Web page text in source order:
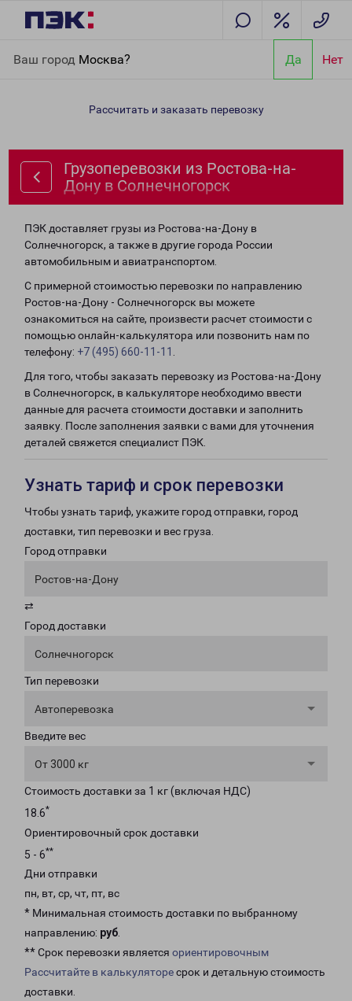
Ваш город Москва? Да Нет
Солнечногорск
Рассчитать и заказать перевозку
Грузоперевозки из Ростова-на-
Дону в Солнечногорск
ПЭК доставляет грузы из Ростова-на-Дону в
Солнечногорск, а также в другие города России
автомобильным и авиатранспортом.
С примерной стоимостью перевозки по направлению
Ростов-на-Дону - Солнечногорск вы можете
ознакомиться на сайте, произвести расчет стоимости с
помощью онлайн-калькулятора или позвонить нам по
телефону: +7 (495) 660-11-11
Для того, чтобы заказать перевозку из Ростова-на-Дону
в Солнечногорск, в калькуляторе необходимо ввести
данные для расчета стоимости доставки и заполнить
заявку. После заполнения заявки с вами для уточнения
деталей свяжется специалист ПЭК.
Узнать тариф и срок перевозки
Чтобы узнать тариф, укажите город отправки, город
доставки, тип перевозки и вес груза.
Город отправки
Ростов-на-Дону
⇄
Город доставки
Солнечногорск
Тип перевозки
Автоперевозка
Введите вес
От 3000 кг
Стоимость доставки за 1 кг (включая НДС)
18.6*
Ориентировочный срок доставки
5 - 6**
Дни отправки
пн, вт, ср, чт, пт, вс
* Минимальная стоимость доставки по выбранному
направлению: руб.
** Срок перевозки является ориентировочным
Рассчитайте в калькуляторесрок и детальную стоимость
доставки.